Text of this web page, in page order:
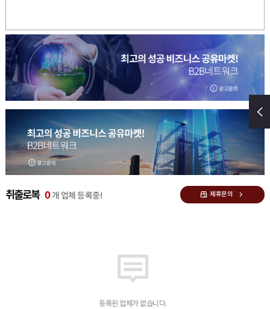
취출로복 0개 업체 등록중! 제휴문의
등록된 업체가 없습니다.